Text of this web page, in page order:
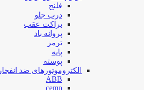
فلنج
درب جلو
براکت عقب
پروانه باد
ترمز
پایه
پوسته
الکتروموتورهای ضد انفجار
ABB
cemp